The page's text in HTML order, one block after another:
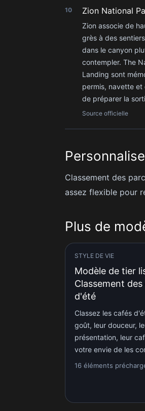
10 Zion National
Zion associe de
grès à des
dans le canyon
contempler. The
Landing sont
permis, navette et
de préparer la
Source officielle
Classement des
assez flexible pour
Plus de
STYLE DE VIE
Modèle de tier
Classement
d'été
Classez les cafés
goût, leur douceur,
présentation, leur
votre envie de les
16 éléments